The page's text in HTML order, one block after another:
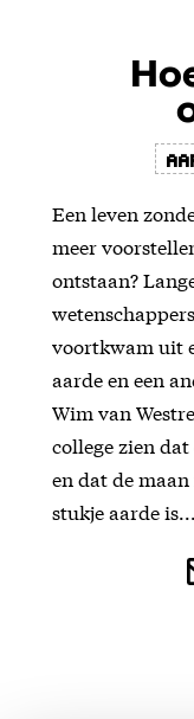
Een leven
meer
ontstaan?
voortkwam uit
aarde en een
Wim van
college zien
en dat de
stukje aarde is...